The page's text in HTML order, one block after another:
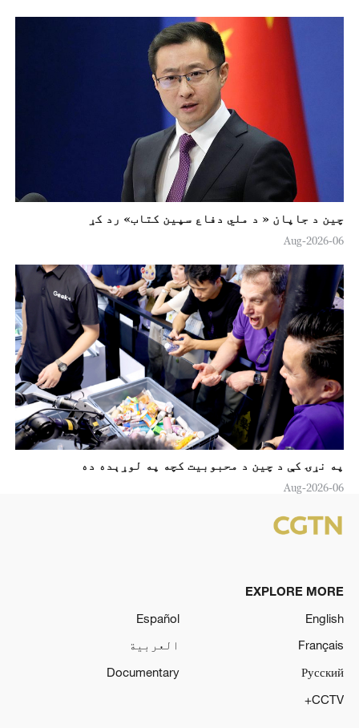
چين د جاپان « د ملي دفاع سپين کتاب» رد کړ
06-Aug-2026
په نړۍ کې د چين د محبوبیت کچه په لوړېده ده
06-Aug-2026
EXPLORE MORE
English
Español
Français
العربية
Русский
Documentary
CCTV+